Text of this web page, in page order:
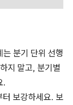
는 분기 단위 선행
지 말고, 분기별
.
터 보강하세요. 보